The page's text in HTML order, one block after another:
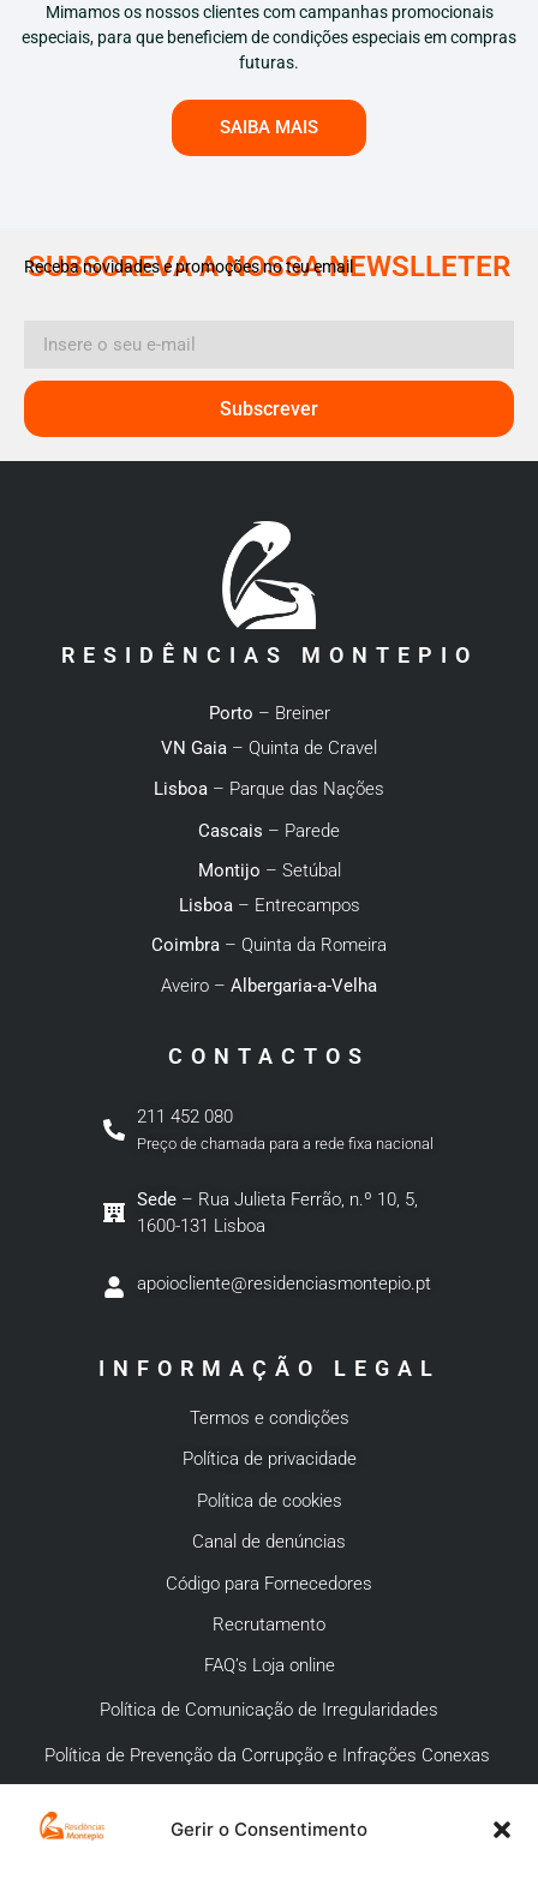
Gerir o Consentimento
Mimamos os nossos clientes com campanhas promocionais
especiais, para que beneficiem de condições especiais em compras
futuras.
SAIBA MAIS
SUBSCREVA A NOSSA NEWSLLETER
Receba novidades e promoções no teu email
Subscrever
RESIDÊNCIAS MONTEPIO
Porto – Breiner
VN Gaia– Quinta de Cravel
Lisboa – Parque das Nações
Cascais – Parede
Montijo – Setúbal
Lisboa– Entrecampos
Coimbra – Quinta da Romeira
Aveiro – Albergaria-a-Velha
CONTACTOS
211 452 080
Preço de chamada para a rede fixa nacional
Sede– Rua Julieta Ferrão, n.º 10, 5,
1600-131 Lisboa
apoiocliente@residenciasmontepio.pt
INFORMAÇÃO LEGAL
Termos e condições
Política de privacidade
Política de cookies
Canal de denúncias
Código para Fornecedores
Recrutamento
FAQ’s Loja online
Política de Comunicação de Irregularidades
Política de Prevenção da Corrupção e Infrações Conexas
APOIO AO CLIENTE